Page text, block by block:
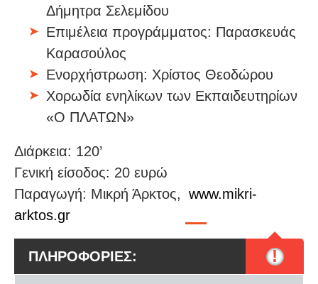
Δήμητρα Σελεμίδου
Επιμέλεια προγράμματος: Παρασκευάς
Καρασούλος
Ενορχήστρωση: Χρίστος Θεοδώρου
Χορωδία ενηλίκων των Εκπαιδευτηρίων
«Ο ΠΛΑΤΩΝ»
Διάρκεια: 120’
Γενική είσοδος: 20 ευρώ
Παραγωγή: Μικρή Άρκτος, www.mikri-
arktos.gr
ΠΛΗΡΟΦΟΡΙΕΣ: !